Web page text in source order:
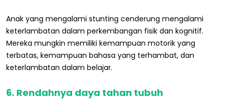
Anak yang mengalami stunting cenderung mengalami
keterlambatan dalam perkembangan fisik dan kognitif.
Mereka mungkin memiliki kemampuan motorik yang
terbatas, kemampuan bahasa yang terhambat, dan
keterlambatan dalam belajar.
6. Rendahnya daya tahan tubuh